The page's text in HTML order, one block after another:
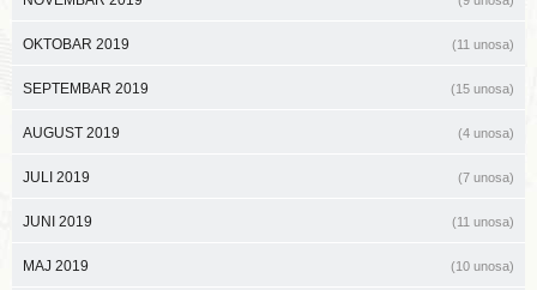
OKTOBAR 2019 (11 unosa)
SEPTEMBAR 2019 (15 unosa)
AUGUST 2019 (4 unosa)
JULI 2019 (7 unosa)
JUNI 2019 (11 unosa)
MAJ 2019 (10 unosa)